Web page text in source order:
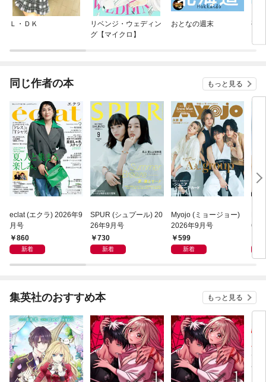
Ｌ・ＤＫ
リベンジ・ウェディン
グ【マイクロ】
おとなの週末 孤
同じ作者の本 もっと見る
eclat (エクラ) 2026年9
月号
860
新着
SPUR (シュプール) 20
26年9月号
730
新着
Myojo (ミョージョー)
2026年9月号
599
新着
6年
集英社のおすすめ本 もっと見る